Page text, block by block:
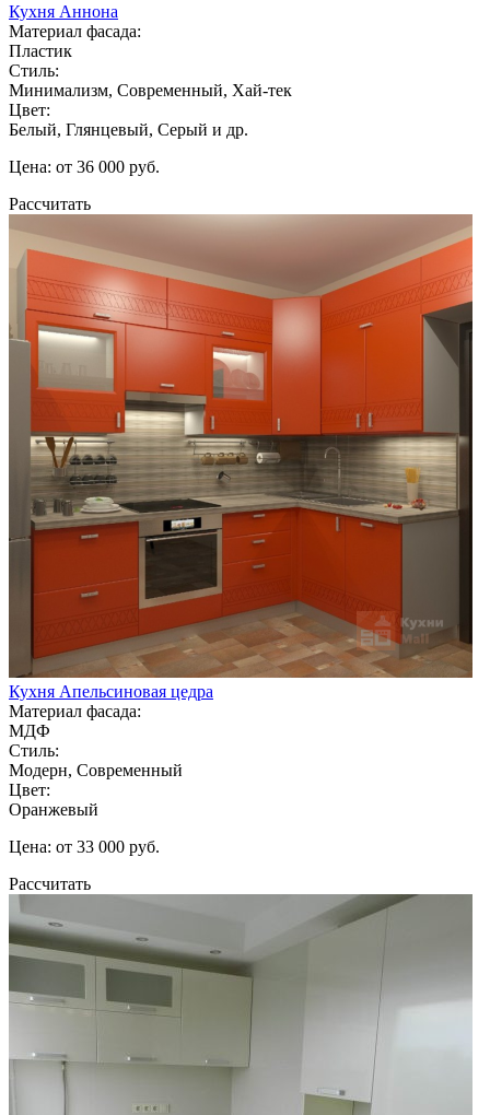
Кухня Аннона
Материал фасада:
Пластик
Стиль:
Минимализм, Современный, Хай-тек
Цвет:
Белый, Глянцевый, Серый и др.
Цена: от 36 000 руб.
Рассчитать
Кухня Апельсиновая цедра
Материал фасада:
МДФ
Стиль:
Модерн, Современный
Цвет:
Оранжевый
Цена: от 33 000 руб.
Рассчитать